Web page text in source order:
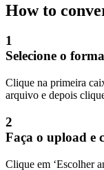
How to
1
Selecione o
Clique na primeira
arquivo e depois
2
Faça o upload e
Clique em ‘Escolher